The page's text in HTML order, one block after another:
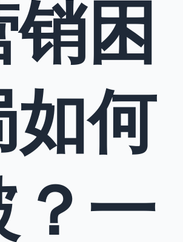
困
如何
一